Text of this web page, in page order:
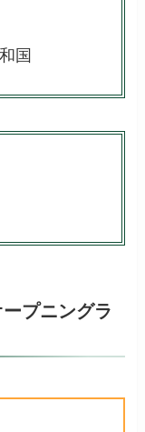
国
プニングラ